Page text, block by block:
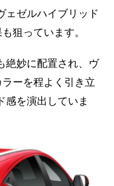
ェゼルハイブリッド
狙っています。
絶妙に配置され、ヴ
ーを程よく引き立
感を演出していま